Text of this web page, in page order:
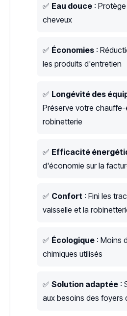
✅ Eau douce :
cheveux
✅ Économies :
les produits d'entretien
✅ Longévité des
Préserve votre chauffe-
robinetterie
✅ Efficacité
d'économie sur la
✅ Confort : Fini les
vaisselle et la
✅ Écologique : Moins
chimiques utilisés
✅ Solution adaptée :
aux besoins des foyers